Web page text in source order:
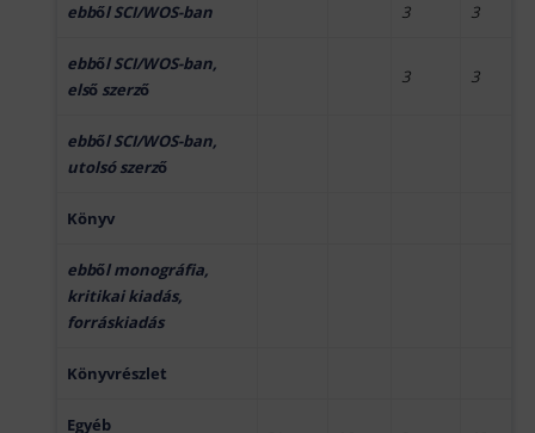
ebből SCI/WOS-ban 3 3
ebből SCI/WOS-ban,
első szerző
3 3
ebből SCI/WOS-ban,
utolsó szerző
Könyv
ebből monográfia,
kritikai kiadás,
forráskiadás
Könyvrészlet
Egyéb